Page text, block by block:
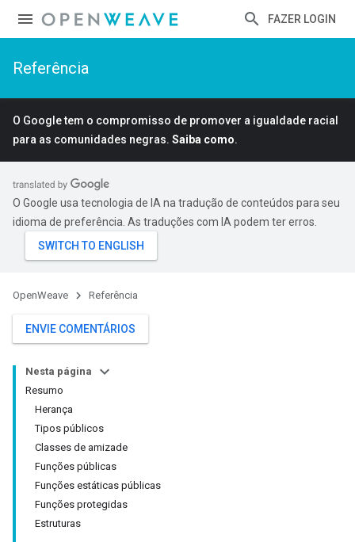
FAZER LOGIN
Referência
O Google tem o compromisso de promover a igualdade racial
para as comunidades negras. Saiba como.
O Google usa tecnologia de IA na tradução de conteúdos para seu
idioma de preferência. As traduções com IA podem ter erros.
OpenWeave Referência
ENVIE COMENTÁRIOS
Nesta página
Resumo
Herança
Tipos públicos
Classes de amizade
Funções públicas
Funções estáticas públicas
Funções protegidas
Estruturas